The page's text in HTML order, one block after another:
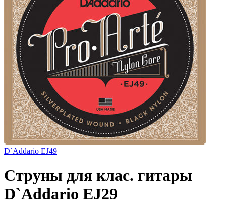
D`Addario EJ49
Струны для клас. гитары
D`Addario EJ29